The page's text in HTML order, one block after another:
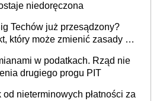
niedoręczona
Techów już przesądzony?
który może zmienić zasady gry
w podatkach. Rząd nie
drugiego progu PIT
nieterminowych płatności za